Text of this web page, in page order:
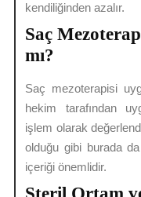
kendiliğinden azalır.
Saç
mı?
Saç mezoterapisi
hekim tarafından
işlem olarak
olduğu gibi burada
içeriği önemlidir.